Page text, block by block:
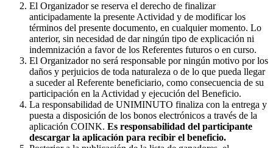
El Organizador se reserva el derecho de finalizar
anticipadamente la presente Actividad y de modificar los
términos del presente documento, en cualquier momento. Lo
anterior, sin necesidad de dar ningún tipo de explicación ni
indemnización a favor de los Referentes futuros o en curso.
El Organizador no será responsable por ningún motivo por los
daños y perjuicios de toda naturaleza o de lo que pueda llegar
a suceder al Referente beneficiario, como consecuencia de su
participación en la Actividad y ejecución del Beneficio.
La responsabilidad de UNIMINUTO finaliza con la entrega y
puesta a disposición de los bonos electrónicos a través de la
aplicación COINK. Es responsabilidad del participante
descargar la aplicación para recibir el beneficio.